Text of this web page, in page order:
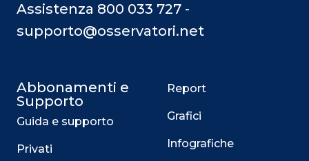
Assistenza 800 033 727 -
supporto@osservatori.net
Abbonamenti e
Supporto
Guida e supporto
Privati
Report
Grafici
Infografiche